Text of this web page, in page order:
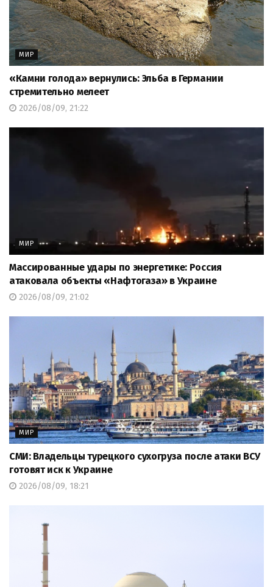
МИР
«Камни голода» вернулись: Эльба в Германии
стремительно мелеет
2026/08/09, 21:22
МИР
Массированные удары по энергетике: Россия
атаковала объекты «Нафтогаза» в Украине
2026/08/09, 21:02
МИР
СМИ: Владельцы турецкого сухогруза после атаки ВСУ
готовят иск к Украине
2026/08/09, 18:21